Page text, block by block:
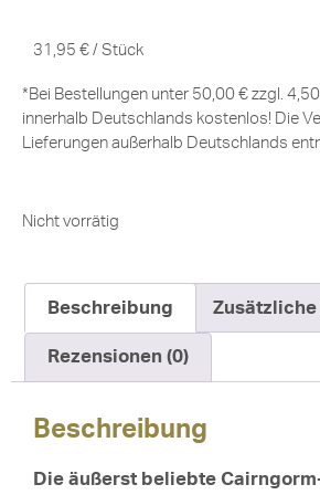
31,95 € / Stück
*Bei Bestellungen unter 50,00 € zzgl.
innerhalb Deutschlands kostenlos! Die
Lieferungen außerhalb Deutschlands
Nicht vorrätig
Beschreibung
Rezensionen (0)
Beschreibung
Die äußerst beliebte